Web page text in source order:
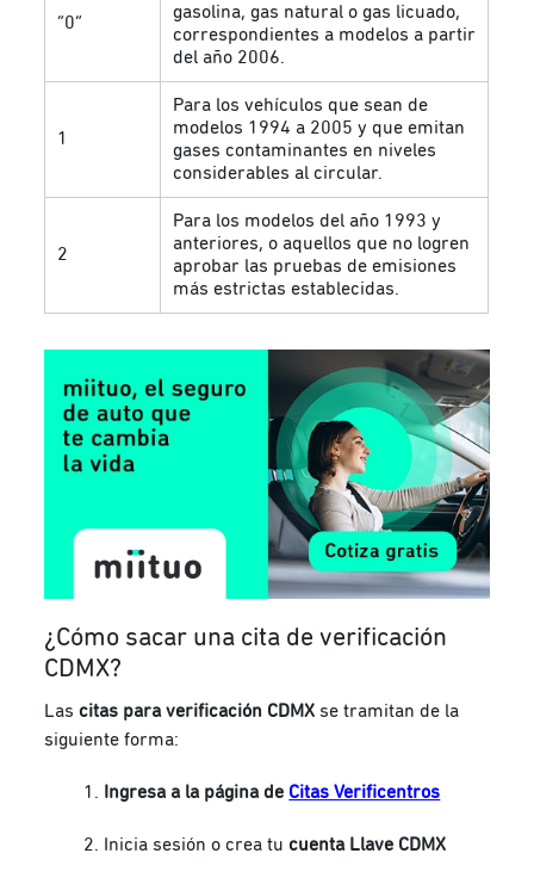
“0”
gasolina, gas natural o gas licuado,
correspondientes a modelos a partir
del año 2006.
1
Para los vehículos que sean de
modelos 1994 a 2005 y que emitan
gases contaminantes en niveles
considerables al circular.
2
Para los modelos del año 1993 y
anteriores, o aquellos que no logren
aprobar las pruebas de emisiones
más estrictas establecidas.
¿Cómo sacar una cita de verificación
CDMX?
Lascitas para verificación CDMX se tramitan de la
siguiente forma:
Ingresa a la página de Citas Verificentros
Inicia sesión o crea tucuenta Llave CDMX